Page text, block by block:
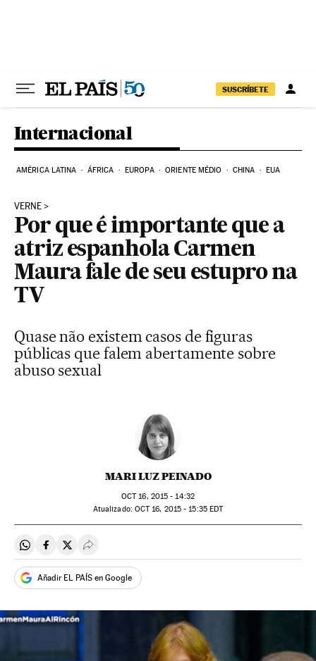
SUSCRÍBETE
Internacional
AMÉRICA LATINA ÁFRICA EUROPA ORIENTE MÉDIO CHINA EUA
VERNE
Por que é importante que a
atriz espanhola Carmen
Maura fale de seu estupro na
TV
Quase não existem casos de figuras
públicas que falem abertamente sobre
abuso sexual
MARI LUZ PEINADO
OCT16, 2015 - 14:32
atualizado: OCT16, 2015 - 15:35EDT
Compartir en Whatsapp
Compartir en Facebook
Compartir en Twitter
Desplegar Redes Sociales
Añadir EL PAÍS en Google